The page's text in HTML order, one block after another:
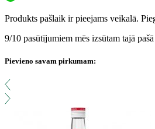
Produkts pašlaik ir pieejams veikalā.
9/10 pasūtījumiem mēs izsūtam tajā
Pievieno savam pirkumam: